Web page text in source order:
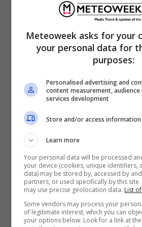
In provincia di Roma:
indisturbata grazie
Locale instabilità di calore
solo a ridosso dei crinali
dell’alta Toscana, anche a
temporalesco; qualche
anche sul frusinate specie
Meteoweek asks for your
your personal data for
purposes:
Personalised advertising and
content measurement, audience
services development
Store and/or access information
Learn more
Your personal data will be processed
your device (cookies, unique identifiers,
data) may be stored by, accessed by
partners, or used specifically by this
may use precise geolocation data. List
Some vendors may process your
of legitimate interest, which you can
your options below. Look for a link at